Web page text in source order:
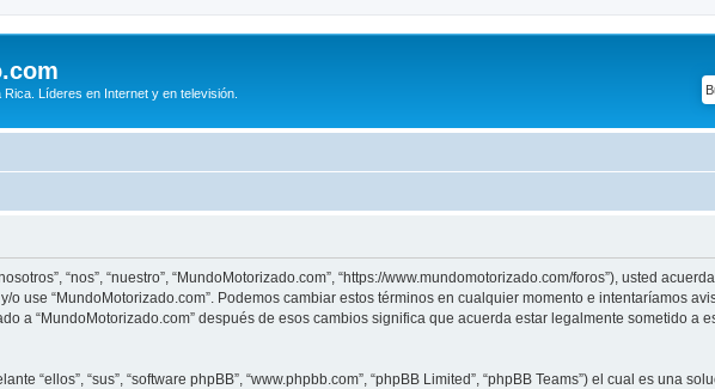
Líderes en Internet y en televisión.
“nos”, “nuestro”, “MundoMotorizado.com”, “https://www.mundomotorizado.com/foros”), usted
use “MundoMotorizado.com”. Podemos cambiar estos términos en cualquier momento e intentaríamos
a “MundoMotorizado.com” después de esos cambios significa que acuerda estar legalmente sometido a
“ellos”, “sus”, “software phpBB”, “www.phpbb.com”, “phpBB Limited”, “phpBB Teams”) el cual es una